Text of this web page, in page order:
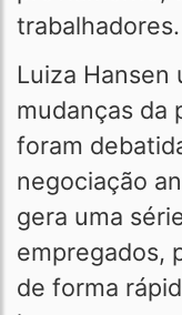
trabalhadores.
Luiza Hansen
mudanças da
foram
negociação
gera uma
empregados,
de forma